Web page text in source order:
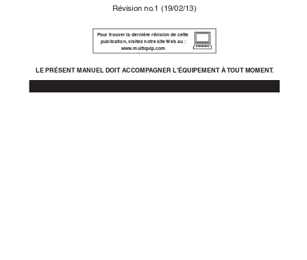
LE PRÉSENT MANUEL DOIT ACCOMPAGNER L'ÉQUIPEMENT À TOUT MOMENT.
Pour trouver la dernière révision de cette
publication, visitez notre site Web au :
www .multiquip.com
Révision no.1 (19/02/13)